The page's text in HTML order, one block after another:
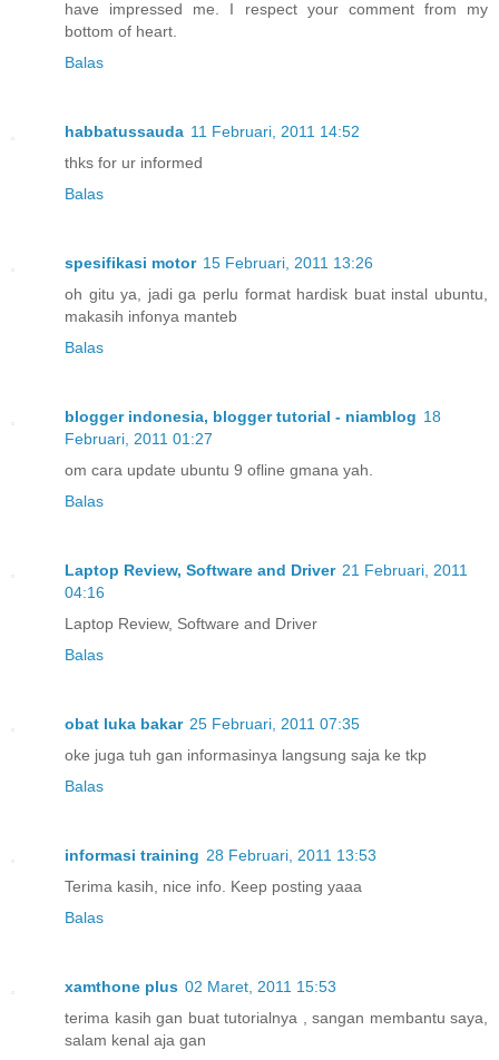
have impressed me. I respect your comment from my
bottom of heart.
Balas
habbatussauda 11 Februari, 2011 14:52
thks for ur informed
Balas
spesifikasi motor 15 Februari, 2011 13:26
oh gitu ya, jadi ga perlu format hardisk buat instal ubuntu,
makasih infonya manteb
Balas
blogger indonesia, blogger tutorial - niamblog 18
Februari, 2011 01:27
om cara update ubuntu 9 ofline gmana yah.
Balas
Laptop Review, Software and Driver 21 Februari, 2011
04:16
Laptop Review, Software and Driver
Balas
obat luka bakar 25 Februari, 2011 07:35
oke juga tuh gan informasinya langsung saja ke tkp
Balas
informasi training 28 Februari, 2011 13:53
Terima kasih, nice info. Keep posting yaaa
Balas
xamthone plus 02 Maret, 2011 15:53
terima kasih gan buat tutorialnya , sangan membantu saya,
salam kenal aja gan